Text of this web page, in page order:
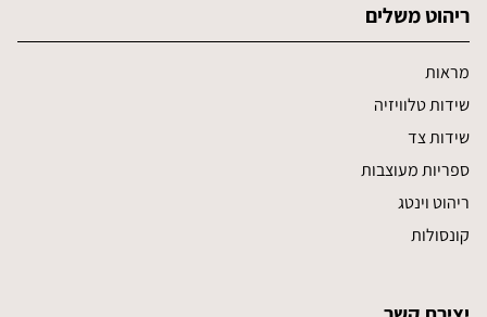
ריהוט משלים
מראות
שידות טלוויזיה
שידות צד
ספריות מעוצבות
ריהוט וינטג
קונסולות